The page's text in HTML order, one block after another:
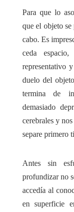
Para que lo
que el objeto
cabo. Es
ceda
representativo
duelo del
termina de
demasiado
cerebrales y
separe primero
Antes sin
profundizar no
accedía al
en superficie